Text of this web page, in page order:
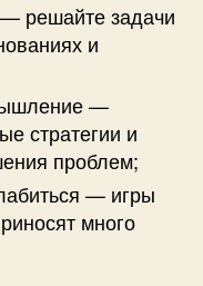
решайте задачи
и
—
стратегии и
проблем;
— игры
много